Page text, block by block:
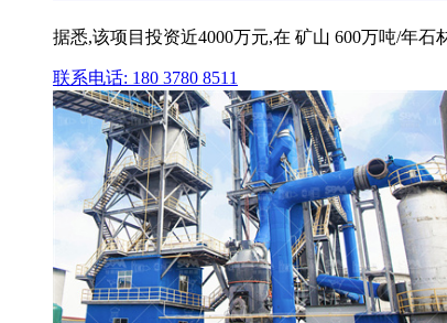
据悉,该项目投资近4000万元,在 矿山 600万吨/年
联系电话: 180 3780 8511